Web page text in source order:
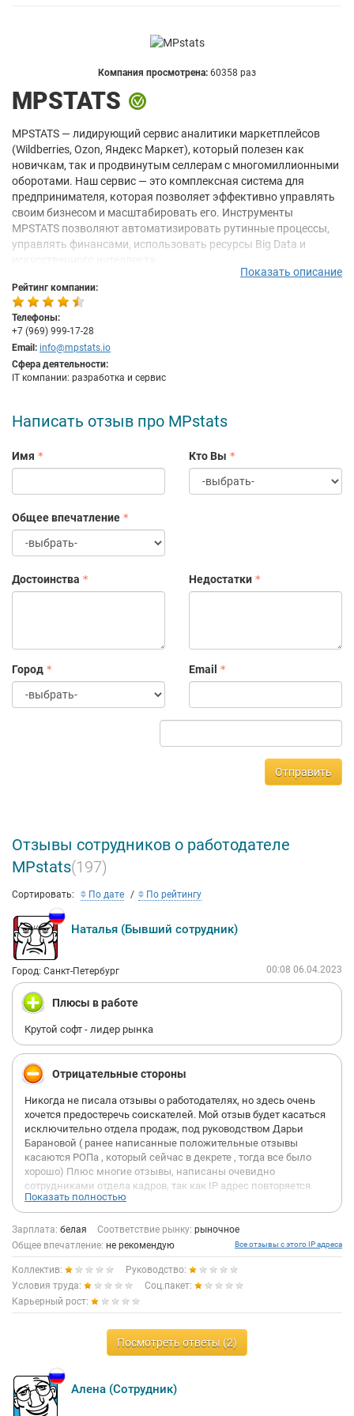
Компания просмотрена: 60358 раз
MPSTATS
MPSTATS — лидирующий сервис аналитики маркетплейсов
(Wildberries, Ozon, Яндекс Маркет), который полезен как
новичкам, так и продвинутым селлерам с многомиллионными
оборотами. Наш сервис — это комплексная система для
предпринимателя, которая позволяет эффективно управлять
своим бизнесом и масштабировать его. Инструменты
MPSTATS позволяют автоматизировать рутинные процессы,
управлять финансами, использовать ресурсы Big Data и
Наши клиенты: Melon Fashion Group, Xiaomi, Finn Flare,
Спортмастер, Леруа Мерлен, Сбермаркет, Loreal, Mixit,
Henderson, ECCO и многие другие.
А еще мы:
резиденты Сколково
IT компания, имеющая аккредитацию в Минцифрах
самое главное — команда крутых ребят с горящими
Каждый день мы работаем над созданием лучшего продукта
для пользователей и лучших рабочих мест для сотрудников.
Показать описание
Рейтинг компании:
Телефоны:
+7 (969) 999-17-28
Email: info@mpstats.io
Сфера деятельности:
IT компании: разработка и сервис
Написать отзыв про MPstats
Имя Кто Вы
Общее впечатление
Достоинства Недостатки
Город Email
Отправить
Отзывы сотрудников о работодателе
MPstats(197)
Сортировать: По дате По рейтингу
Наталья (Бывший сотрудник)
Город: Санкт-Петербург 00:08 06.04.2023
Плюсы в работе
Крутой софт - лидер рынка
Отрицательные стороны
Никогда не писала отзывы о работодателях, но здесь очень
хочется предостеречь соискателей. Мой отзыв будет касаться
исключительно отдела продаж, под руководcтвом Дарьи
Барановой ( ранее написанные положительные отзывы
касаются РОПа , который сейчас в декрете , тогда все было
хорошо) Плюс многие отзывы, написаны очевидно
сотрудниками отдела кадров, так как IP адрес повторяется.
1) Руководители отдела продаж, никогда не работали в IT, не
обладают должными знаниями и компетенциями, гнобят
людей и пугают увольнениями- постоянная фраза" мы здесь
никого не держим" , отсутсвует какая -либо помощь, при этом
присутствует жесткий микроменеджмент. Вся ваша
активность в CRM отслеживается, все звонки и встречи
записываются, только с целью унизить или уволить.
2) Клиенты, это В2С ( физлица, мечтающие стать
предпринимателями) в 95%, бОльшую часть крупных
клиентов ( 5%) отдают, тем кто давно работает , при этом план
у вас с ними будет одинаковый
3) Ненормированный рабочий день - часто приходилось
работать по 12 часов в день + прошу обратить внимание, что
работать вы будете и в выходные, это не обязательное
Показать полностью
Зарплата: белая Соответствие рынку: рыночное
Общее впечатление: не рекомендую Все отзывы с этого IP адреса
Коллектив:
Руководство:
Условия труда:
Соц.пакет:
Карьерный рост:
Посмотреть ответы (2)
Алена (Сотрудник)